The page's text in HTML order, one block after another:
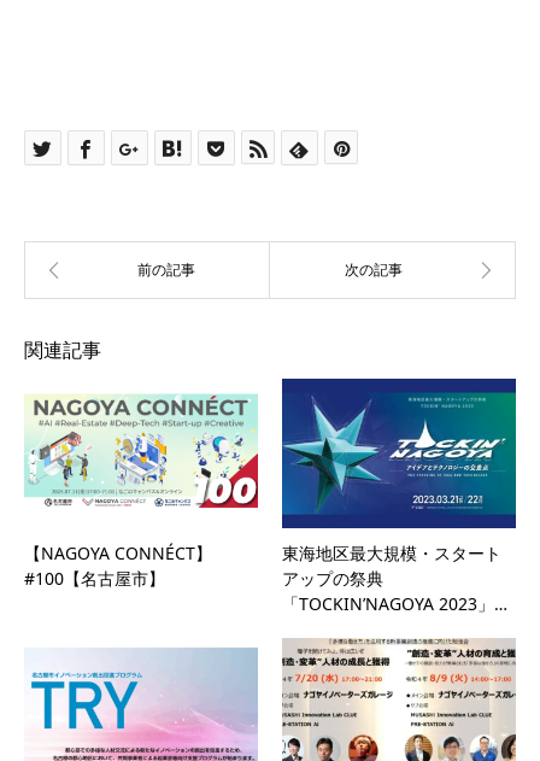
関連記事
【NAGOYA CONNÉCT】
#100【名古屋市】
東海地区最大規模・スタート
アップの祭典
「TOCKIN’NAGOYA 2023」…